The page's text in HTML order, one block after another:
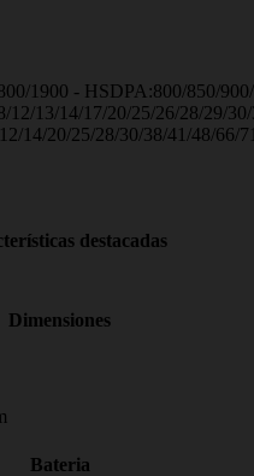
1900 - HSDPA:800/850/
12/13/14/17/20/25/26/28/29/
14/20/25/28/30/38/41/48/66/
destacadas
Dimensiones
Bateria